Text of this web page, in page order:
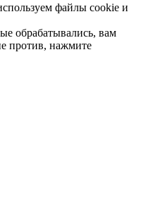
файлы cookie и
обрабатывались, вам
против, нажмите